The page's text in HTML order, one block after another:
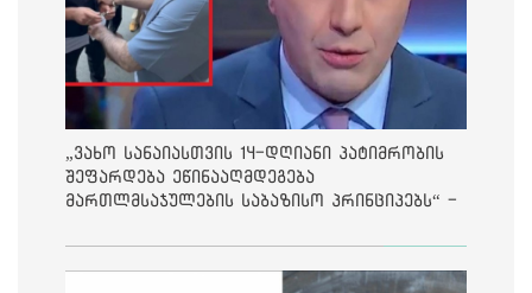
„ვახო სანაიასთვის 14-დღიანი პატიმრობის
შეფარდება ეწინააღმდეგება
მართლმსაჯულების საბაზისო პრინციპებს“ -